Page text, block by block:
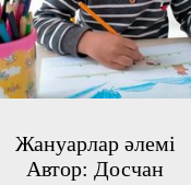
Жануарлар әлемі
Автор: Досчан